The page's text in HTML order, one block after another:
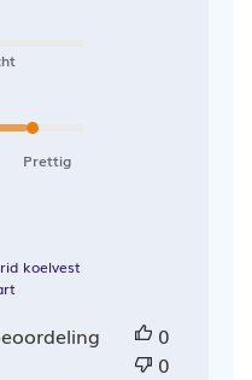
Prettig
koelvest
0
0